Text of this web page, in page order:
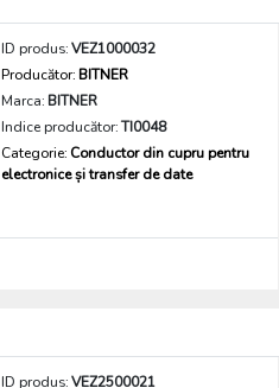
ID produs: VEZ1000032
Producător: BITNER
Marca: BITNER
Indice producător: TI0048
Categorie: Conductor din cupru pentru
electronice și transfer de date
ID produs: VEZ2500021